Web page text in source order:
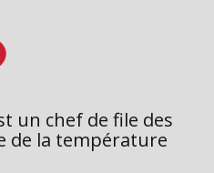
un chef de file des
de la température